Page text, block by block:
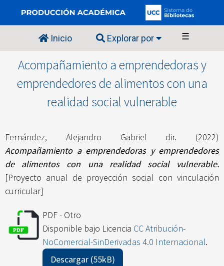
Inicio Explorar por ☰
Acompañamiento a emprendedoras y
emprendedores de alimentos con una
realidad social vulnerable
Fernández, Alejandro Gabriel dir. (2022)
Acompañamiento a emprendedoras y emprendedores
de alimentos con una realidad social vulnerable.
[Proyecto anual de proyección social con vinculación
curricular]
PDF - Otro
Disponible bajo Licencia CC Atribución-
NoComercial-SinDerivadas 4.0 Internacional.
Descargar (55kB)